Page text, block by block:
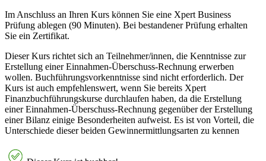
Im Anschluss an Ihren Kurs können Sie eine Xpert Business
Prüfung ablegen (90 Minuten). Bei bestandener Prüfung erhalten
Sie ein Zertifikat.
Dieser Kurs richtet sich an Teilnehmer/innen, die Kenntnisse zur
Erstellung einer Einnahmen-Überschuss-Rechnung erwerben
wollen. Buchführungsvorkenntnisse sind nicht erforderlich. Der
Kurs ist auch empfehlenswert, wenn Sie bereits Xpert
Finanzbuchführungskurse durchlaufen haben, da die Erstellung
einer Einnahmen-Überschuss-Rechnung gegenüber der Erstellung
einer Bilanz einige Besonderheiten aufweist. Es ist von Vorteil, die
Unterschiede dieser beiden Gewinnermittlungsarten zu kennen